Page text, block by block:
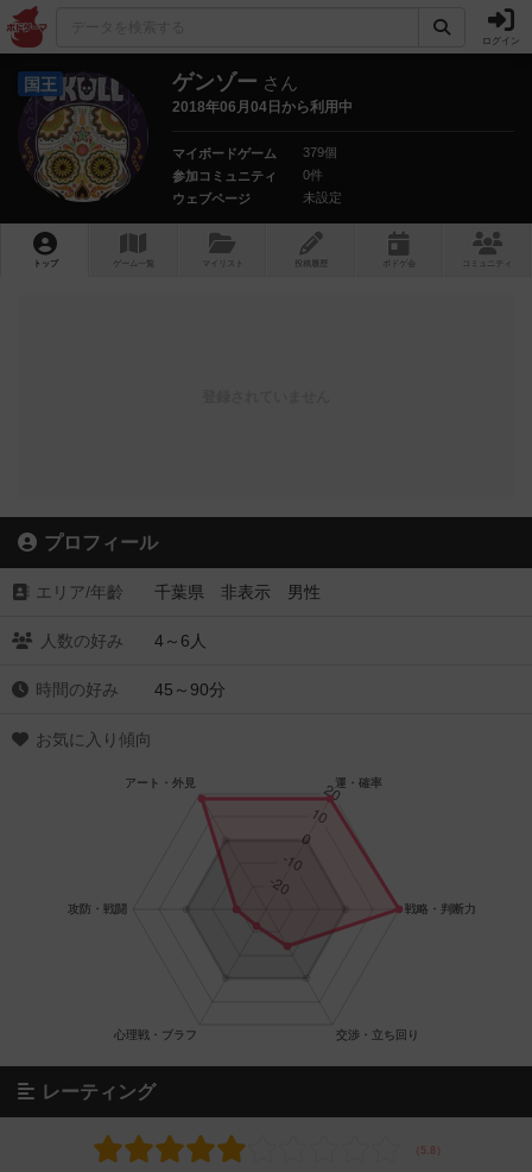
ログイン
国王 ゲンゾー さん
2018年06月04日から利用中
マイボードゲーム
379個
参加コミュニティ
0件
ウェブページ
未設定
トップ ゲーム一覧 マイリスト 投稿履歴 ボ ドゲ コミュニティ
プロフィール
エリア/年齡 千葉県 非表示 男性
人数の好み 4～6人
時間の好み 45～90分
お気に入り傾向
レーティング